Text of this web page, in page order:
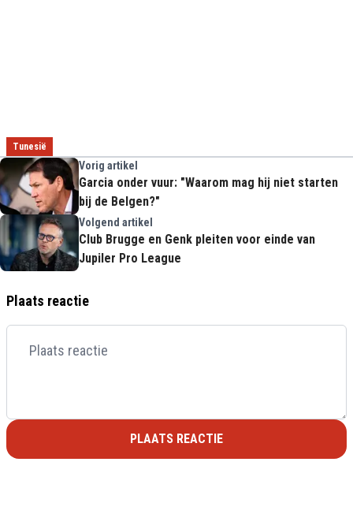
Tunesië
Vorig artikel
Garcia onder vuur: "Waarom mag hij niet starten
bij de Belgen?"
Volgend artikel
Club Brugge en Genk pleiten voor einde van
Jupiler Pro League
Plaats reactie
PLAATS REACTIE